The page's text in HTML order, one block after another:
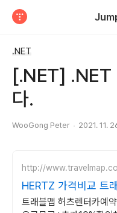
.NET
[.NET] .NET
다.
WooGong Peter 2021. 11.
http://
HERTZ 가격비교 트
카 10% 추가 할인
트래블맵 허츠렌터카예